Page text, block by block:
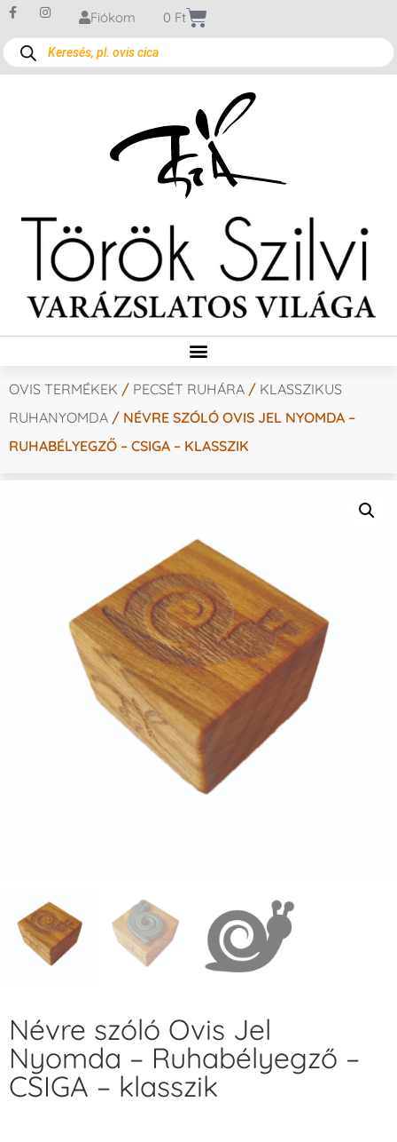
Fiókom 0 Ft
OVIS TERMÉKEK / PECSÉT RUHÁRA / KLASSZIKUS
RUHANYOMDA / NÉVRE SZÓLÓ OVIS JEL NYOMDA –
RUHABÉLYEGZŐ – CSIGA – KLASSZIK
Névre szóló Ovis Jel
Nyomda – Ruhabélyegző –
CSIGA – klasszik